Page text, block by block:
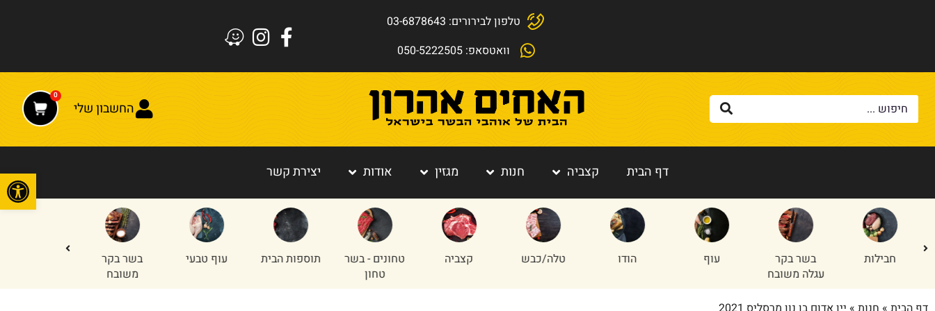
טלפון לבירורים: 03-6878643
וואטסאפ: 050-5222505
החשבון שלי
0
דף הבית קצביה חנות מגזין אודות יצירת קשר
בשר בקר
עוף הודו טלה/כבש קצביה
טחונים - בשר
תוספות הבית עוף טבעי
בשר בקר
חלקים
אחוריים